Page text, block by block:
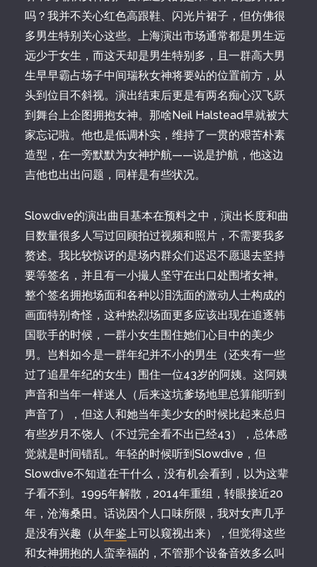
吗？我并不关心红色高跟鞋、闪光片裙子，但仿佛很
多男生特别关心这些。上海演出市场通常都是男生远
远少于女生，而这天却是男生特别多，且一群高大男
生早早霸占场子中间瑞秋女神将要站的位置前方，从
头到位目不斜视。演出结束后更是有两名痴心汉飞跃
到舞台上企图拥抱女神。那啥Neil Halstead早就被大
家忘记啦。他也是低调朴实，维持了一贯的艰苦朴素
造型，在一旁默默为女神护航——说是护航，他这边
吉他也出出问题，同样是有些状况。
Slowdive的演出曲目基本在预料之中，演出长度和曲
目数量很多人写过回顾拍过视频和照片，不需要我多
赘述。我比较惊讶的是场内群众们迟迟不愿退去坚持
要等签名，并且有一小撮人坚守在出口处围堵女神。
整个签名拥抱场面和各种以泪洗面的激动人士构成的
画面特别奇怪，这种热烈场面更多应该出现在追逐韩
国歌手的时候，一群小女生围住她们心目中的美少
男。岂料如今是一群年纪并不小的男生（还夹有一些
过了追星年纪的女生）围住一位43岁的阿姨。这阿姨
声音和当年一样迷人（后来这坑爹场地里总算能听到
声音了），但这人和她当年美少女的时候比起来总归
有些岁月不饶人（不过完全看不出已经43），总体感
觉就是时间错乱。年轻的时候听到Slowdive，但
Slowdive不知道在干什么，没有机会看到，以为这辈
子看不到。1995年解散，2014年重组，转眼接近20
年，沧海桑田。话说因个人口味所限，我对女声几乎
是没有兴趣（从年鉴上可以窥视出来），但觉得这些
和女神拥抱的人蛮幸福的，不管那个设备音效多么叫